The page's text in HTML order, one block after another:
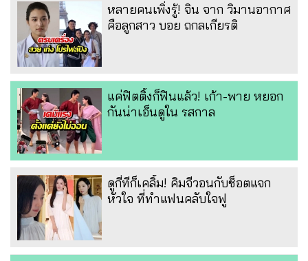
หลายคนเพิ่งรู้! จิน จาก วิมานอากาศ
คือลูกสาว บอย ถกลเกียรติ
แค่ฟิตติ้งก็ฟินแล้ว! เก้า-พาย หยอก
กันน่าเอ็นดูใน รสกาล
ดูกี่ทีก็เคลิ้ม! คิมจีวอนกับช็อตแจก
หัวใจ ที่ทำแฟนคลับใจฟู